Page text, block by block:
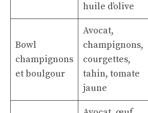
huile d’olive
Bowl
champignons
et boulgour
Avocat,
champignons,
courgettes,
tahin, tomate
jaune